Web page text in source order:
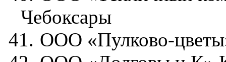
Чебоксары
41. ООО «Пулково-